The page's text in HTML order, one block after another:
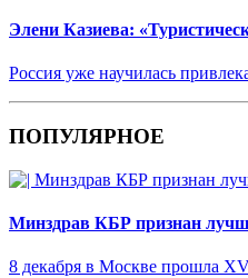
Элени Казиева:
Россия уже научилась
ПОПУЛЯРНОЕ
Минздрав КБР признан
8 декабря в Москве прошла